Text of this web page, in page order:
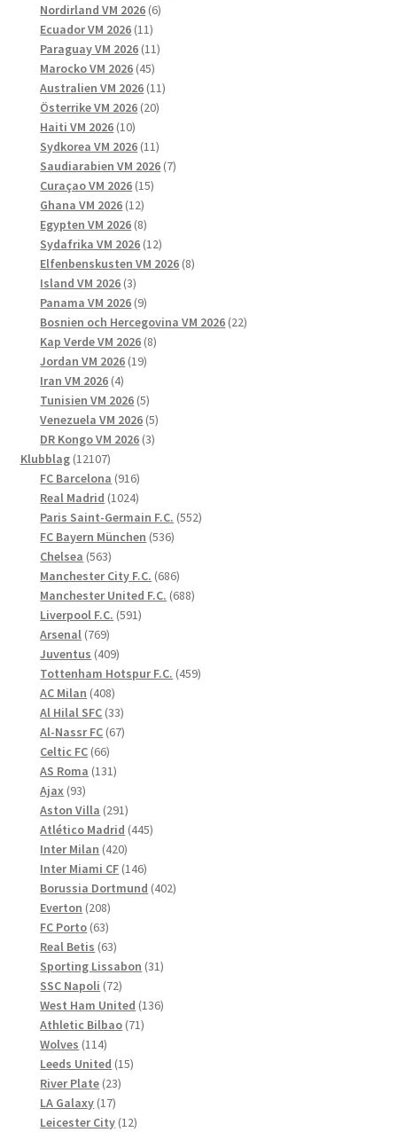
Nordirland VM 2026 66
Ecuador VM 2026 1111
produkter
Paraguay VM 2026 1111
Marocko VM 2026 4545
produkter
Australien VM 2026 1111
Österrike VM 2026 2020
Haiti VM 2026 1010
produkter
Sydkorea VM 2026 1111
produkter
Saudiarabien VM 2026 77
Curaçao VM 2026 1515
Ghana VM 2026 1212
produkter
Egypten VM 2026 88
produkter
Sydafrika VM 2026 1212
produkter
Elfenbenskusten VM 2026 88
Island VM 2026 33
produkter
Panama VM 2026 99
produkter
Bosnien och Hercegovina VM 2026 2222
Kap Verde VM 2026 88
Jordan VM 2026 1919
Iran VM 2026 44
produkter
Tunisien VM 2026 55
produkter
Venezuela VM 2026 55
DR Kongo VM 2026 33
Klubblag 1210712107
produkter
FC Barcelona 916916
produkter
Real Madrid 10241024
produkter
Paris Saint-Germain F.C. 552552
FC Bayern München 536536
Chelsea 563563
produkter
Manchester City F.C. 686686
produkter
Manchester United F.C. 688688
Liverpool F.C. 591591
Arsenal 769769
produkter
Juventus 409409
produkter
Tottenham Hotspur F.C. 459459
AC Milan 408408
produkter
Al Hilal SFC 3333
produkter
Al-Nassr FC 6767
Celtic FC 6666
produkter
AS Roma 131131
Ajax 9393
produkter
Aston Villa 291291
produkter
Atlético Madrid 445445
Inter Milan 420420
produkter
Inter Miami CF 146146
produkter
Borussia Dortmund 402402
Everton 208208
produkter
FC Porto 6363
produkter
Real Betis 6363
produkter
Sporting Lissabon 3131
SSC Napoli 7272
produkter
West Ham United 136136
Athletic Bilbao 7171
Wolves 114114
produkter
Leeds United 1515
River Plate 2323
LA Galaxy 1717
produkter
Leicester City 1212